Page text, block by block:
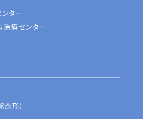
ター
治療センター
形）